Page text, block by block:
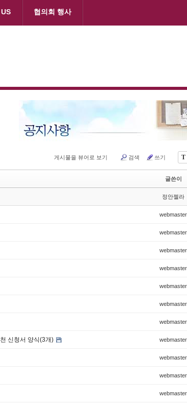
협의회 행사
T
게시물을 뷰어로 보기 검색 쓰기
글쓴이
정안젤라
webmaster
webmaster
webmaster
webmaster
webmaster
webmaster
webmaster
신청서 양식(3개) webmaster
webmaster
webmaster
webmaster